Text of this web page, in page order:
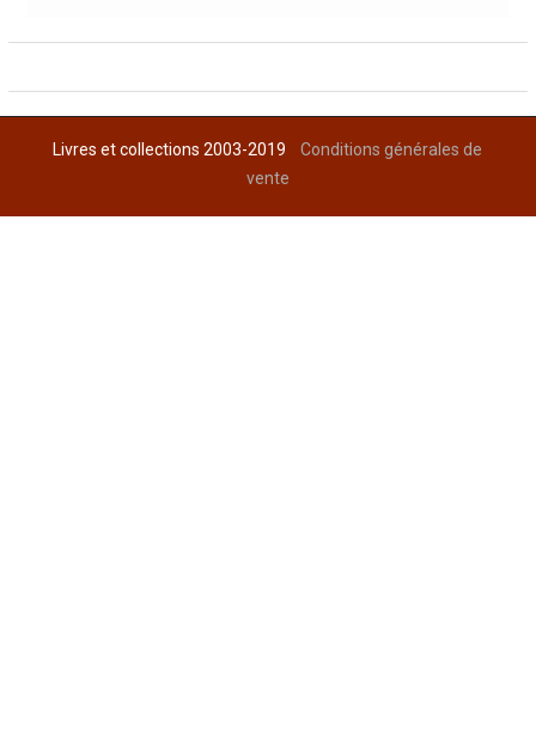
Livres et collections 2003-2019Conditions générales de
vente